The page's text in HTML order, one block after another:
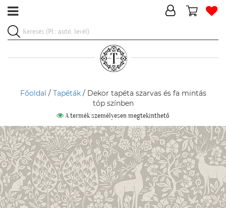
Főoldal / Tapéták/ Dekor tapéta szarvas és fa mintás
tóp színben
A termék személyesen megtekinthető